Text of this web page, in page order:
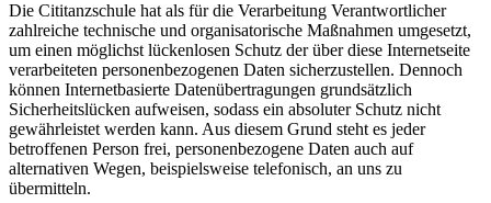
Die Cititanzschule hat als für die Verarbeitung Verantwortlicher
zahlreiche technische und organisatorische Maßnahmen umgesetzt,
um einen möglichst lückenlosen Schutz der über diese Internetseite
verarbeiteten personenbezogenen Daten sicherzustellen. Dennoch
können Internetbasierte Datenübertragungen grundsätzlich
Sicherheitslücken aufweisen, sodass ein absoluter Schutz nicht
gewährleistet werden kann. Aus diesem Grund steht es jeder
betroffenen Person frei, personenbezogene Daten auch auf
alternativen Wegen, beispielsweise telefonisch, an uns zu
übermitteln.